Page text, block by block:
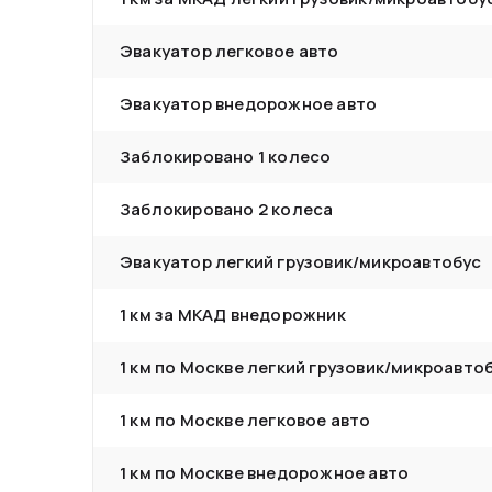
Эвакуатор легковое авто
Эвакуатор внедорожное авто
Заблокировано 1 колесо
Заблокировано 2 колеса
Эвакуатор легкий грузовик/микроавтобус
1 км за МКАД внедорожник
1 км по Москве легкий грузовик/
1 км по Москве легковое авто
1 км по Москве внедорожное авто